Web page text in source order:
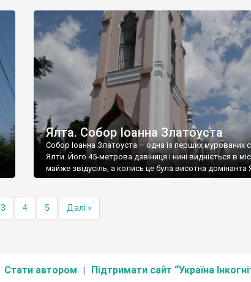
Ялта. Собор Іоанна Златоуста
Собор Іоанна Златоуста – одна із перших мурованих
Ялти. Його 45-метрова дзвіниця і нині видніється в
майже звідусіль, а колись це була висотна домінанта
3 4 5 Далі »
Стати автором Підтримати сайт “Україна